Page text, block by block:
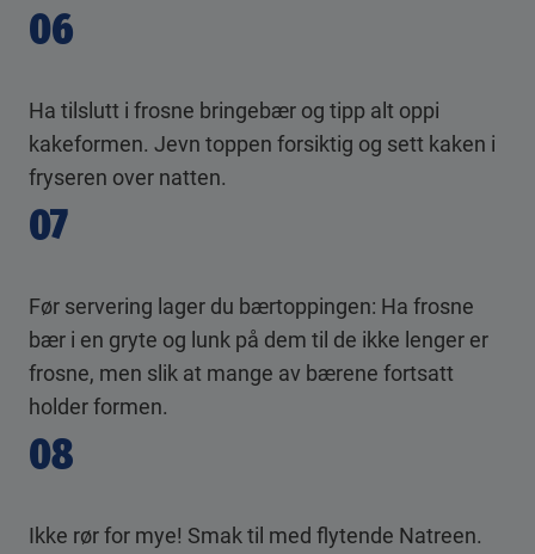
06
Ha tilslutt i frosne bringebær og tipp alt oppi
kakeformen. Jevn toppen forsiktig og sett kaken i
fryseren over natten.
07
Før servering lager du bærtoppingen: Ha frosne
bær i en gryte og lunk på dem til de ikke lenger er
frosne, men slik at mange av bærene fortsatt
holder formen.
08
Ikke rør for mye! Smak til med flytende Natreen.